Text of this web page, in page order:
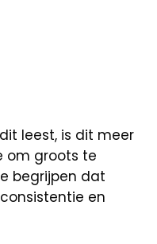
leest, is dit meer
om groots te
begrijpen dat
en